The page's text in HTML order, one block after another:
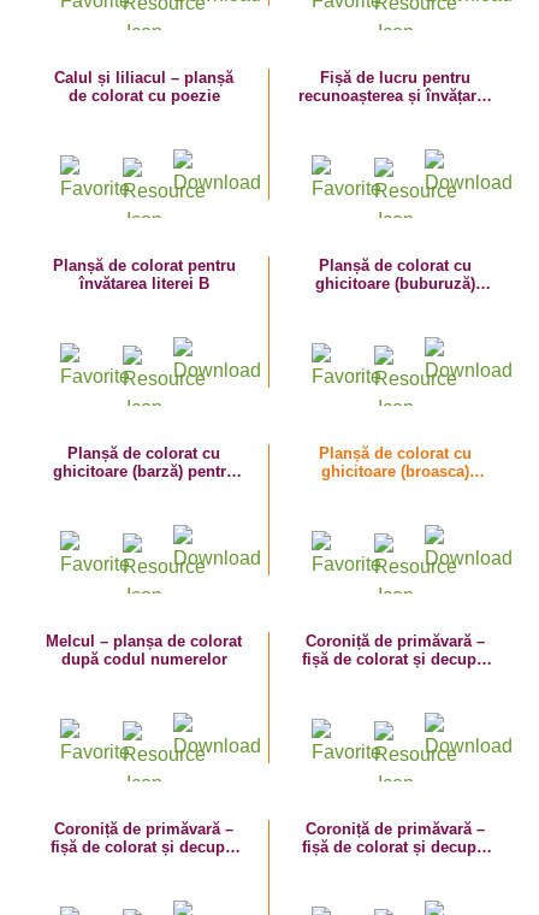
Calul și liliacul – planșă
de colorat cu poezie
Fișă de lucru pentru
recunoașterea și învățarea
Planșă de colorat pentru
învătarea literei B
Planșă de colorat cu
ghicitoare (buburuză)
Planșă de colorat cu
ghicitoare (barză) pentru
Planșă de colorat cu
ghicitoare (broasca)
Melcul – planșa de colorat
după codul numerelor
Coroniță de primăvară –
fișă de colorat și decupat
Coroniță de primăvară –
fișă de colorat și decupat
Coroniță de primăvară –
fișă de colorat și decupat